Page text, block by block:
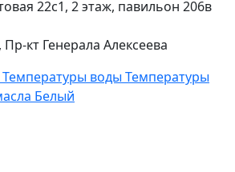
22с1, 2 этаж, павильон 206в
Пр-кт Генерала Алексеева
воды Температуры
Белый